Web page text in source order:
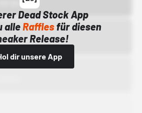
Dead Stock App
alleRafflesfür diesen
Release!
dir unsere App
Uhr